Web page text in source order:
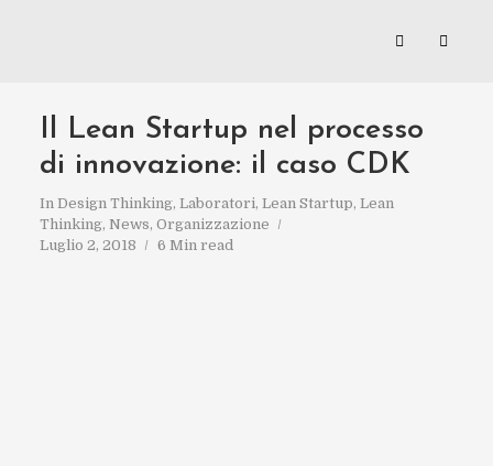
Il Lean Startup nel processo
di innovazione: il caso CDK
In Design Thinking, Laboratori, Lean Startup, Lean
Thinking, News, Organizzazione
Luglio 2, 2018
6 Min read